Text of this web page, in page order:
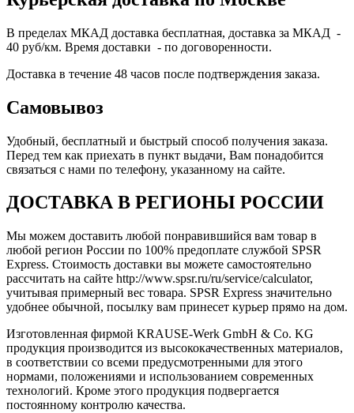
В пределах МКАД доставка бесплатная, доставка за МКАД -
40 руб/км. Время доставки - по договоренности.
Доставка в течение 48 часов после подтверждения заказа.
Самовывоз
Удобный, бесплатный и быстрый способ получения заказа.
Перед тем как приехать в пункт выдачи, Вам понадобится
связаться с нами по телефону, указанному на сайте.
ДОСТАВКА В РЕГИОНЫ РОССИИ
Мы можем доставить любой понравившийся вам товар в
любой регион России по 100% предоплате службой SPSR
Express. Стоимость доставки вы можете самостоятельно
рассчитать на сайте http://www.spsr.ru/ru/service/calculator,
учитывая примерный вес товара. SPSR Express значительно
удобнее обычной, посылку вам принесет курьер прямо на дом.
Изготовленная фирмой KRAUSE-Werk GmbH & Со. KG
продукция производится из высококачественных материалов,
в соответствии со всеми предусмотренными для этого
нормами, положениями и использованием современных
технологий. Кроме этого продукция подвергается
постоянному контролю качества.